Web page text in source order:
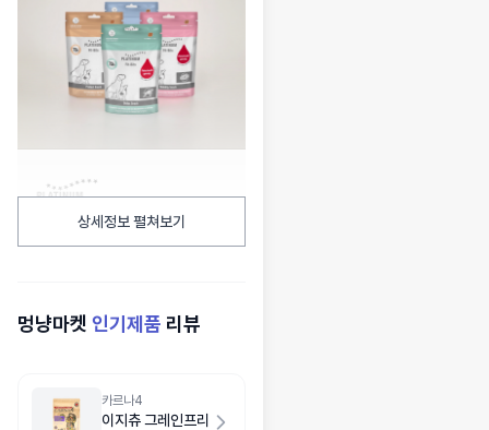
상세정보 펼쳐보기
멍냥마켓 인기제품 리뷰
카르나4
이지츄 그레인프리